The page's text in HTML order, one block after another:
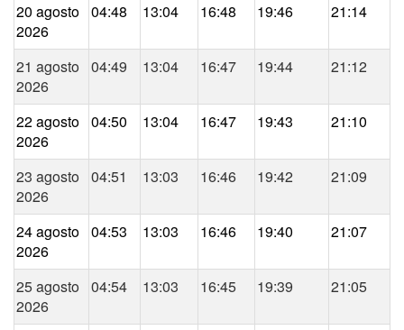
20 agosto
2026
04:48 13:04 16:48 19:46 21:14
21 agosto
2026
04:49 13:04 16:47 19:44 21:12
22 agosto
2026
04:50 13:04 16:47 19:43 21:10
23 agosto
2026
04:51 13:03 16:46 19:42 21:09
24 agosto
2026
04:53 13:03 16:46 19:40 21:07
25 agosto
2026
04:54 13:03 16:45 19:39 21:05